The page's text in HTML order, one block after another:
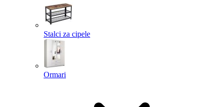
Stalci za cipele
Ormari